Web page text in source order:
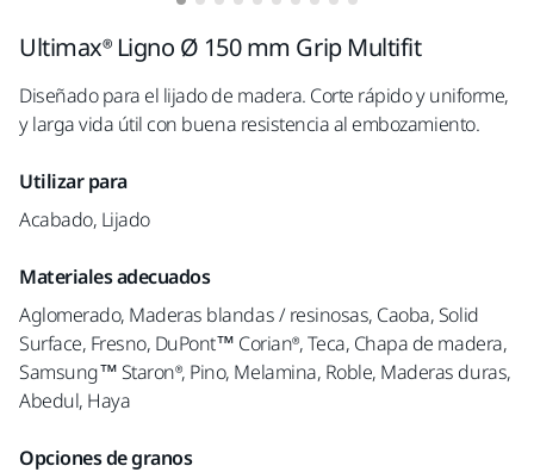
Ultimax® Ligno Ø 150 mm Grip Multifit
Diseñado para el lijado de madera. Corte rápido y uniforme,
y larga vida útil con buena resistencia al embozamiento.
Utilizar para
Acabado, Lijado
Materiales adecuados
Aglomerado, Maderas blandas / resinosas, Caoba, Solid
Surface, Fresno, DuPont™ Corian®, Teca, Chapa de madera,
Samsung™ Staron®, Pino, Melamina, Roble, Maderas duras,
Abedul, Haya
Opciones de granos